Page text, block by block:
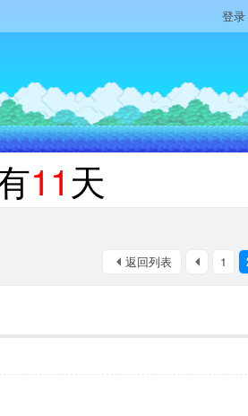
登录
11天
1
返回列表